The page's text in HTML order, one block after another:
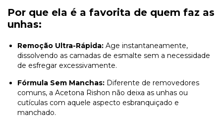
Por que ela é a favorita de quem faz as
unhas:
Remoção Ultra-Rápida: Age instantaneamente,
dissolvendo as camadas de esmalte sem a necessidade
de esfregar excessivamente.
Fórmula Sem Manchas: Diferente de removedores
comuns, a Acetona Rishon não deixa as unhas ou
cutículas com aquele aspecto esbranquiçado e
manchado.